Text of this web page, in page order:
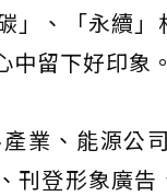
」、「永續
留下好印象。
業、能源公
刊登形象廣